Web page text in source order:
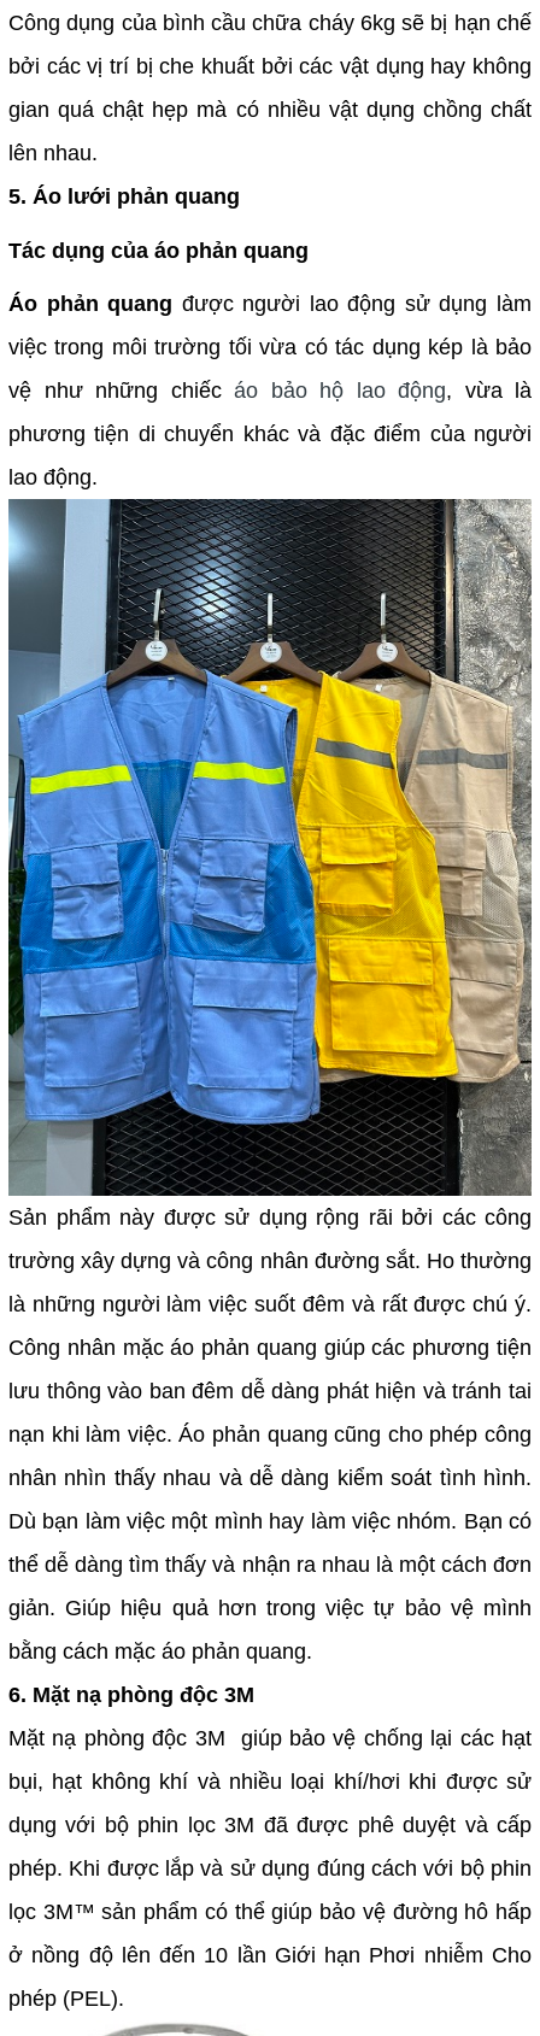
Công dụng của bình cầu chữa cháy 6kg sẽ bị hạn chế
bởi các vị trí bị che khuất bởi các vật dụng hay không
gian quá chật hẹp mà có nhiều vật dụng chồng chất
lên nhau.
5. Áo lưới phản quang
Tác dụng của áo phản quang
Áo phản quang được người lao động sử dụng làm
việc trong môi trường tối vừa có tác dụng kép là bảo
vệ như những chiếc áo bảo hộ lao động, vừa là
phương tiện di chuyển khác và đặc điểm của người
lao động.
Sản phẩm này được sử dụng rộng rãi bởi các công
trường xây dựng và công nhân đường sắt. Ho thường
là những người làm việc suốt đêm và rất được chú ý.
Công nhân mặc áo phản quang giúp các phương tiện
lưu thông vào ban đêm dễ dàng phát hiện và tránh tai
nạn khi làm việc. Áo phản quang cũng cho phép công
nhân nhìn thấy nhau và dễ dàng kiểm soát tình hình.
Dù bạn làm việc một mình hay làm việc nhóm. Bạn có
thể dễ dàng tìm thấy và nhận ra nhau là một cách đơn
giản. Giúp hiệu quả hơn trong việc tự bảo vệ mình
bằng cách mặc áo phản quang.
6. Mặt nạ phòng độc 3M
Mặt nạ phòng độc 3M giúp bảo vệ chống lại các hạt
bụi, hạt không khí và nhiều loại khí/hơi khi được sử
dụng với bộ phin lọc 3M đã được phê duyệt và cấp
phép. Khi được lắp và sử dụng đúng cách với bộ phin
lọc 3M™ sản phẩm có thể giúp bảo vệ đường hô hấp
ở nồng độ lên đến 10 lần Giới hạn Phơi nhiễm Cho
phép (PEL).